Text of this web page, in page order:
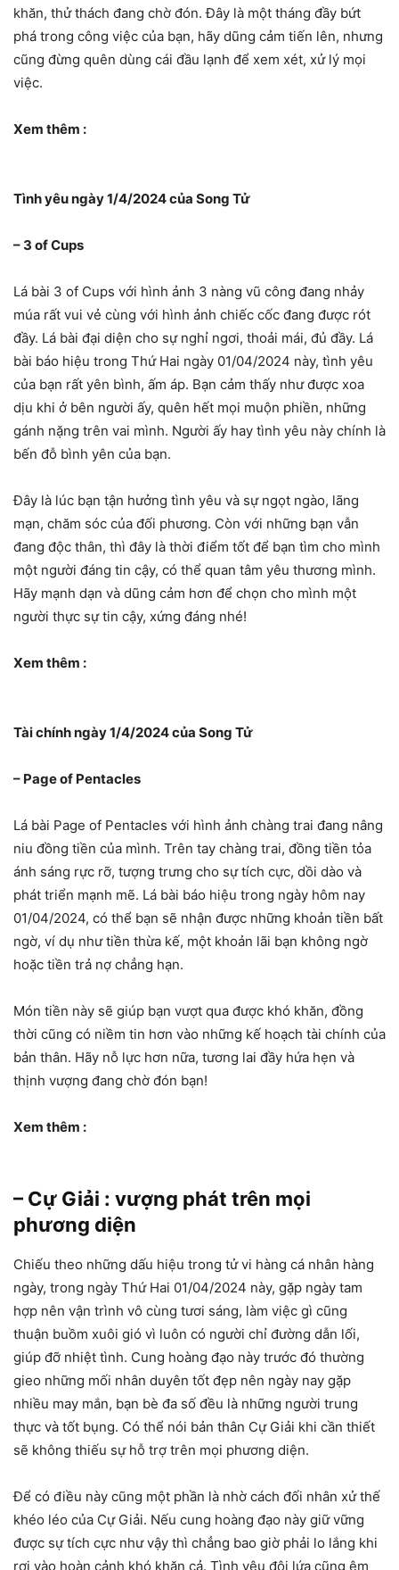
khăn, thử thách đang chờ đón. Đây là một tháng đầy bứt
phá trong công việc của bạn, hãy dũng cảm tiến lên, nhưng
cũng đừng quên dùng cái đầu lạnh để xem xét, xử lý mọi
việc.
Xem thêm :
Tình yêu ngày 1/4/2024 của Song Tử
– 3 of Cups
Lá bài 3 of Cups với hình ảnh 3 nàng vũ công đang nhảy
múa rất vui vẻ cùng với hình ảnh chiếc cốc đang được rót
đầy. Lá bài đại diện cho sự nghỉ ngơi, thoải mái, đủ đầy. Lá
bài báo hiệu trong Thứ Hai ngày 01/04/2024 này, tình yêu
của bạn rất yên bình, ấm áp. Bạn cảm thấy như được xoa
dịu khi ở bên người ấy, quên hết mọi muộn phiền, những
gánh nặng trên vai mình. Người ấy hay tình yêu này chính là
bến đỗ bình yên của bạn.
Đây là lúc bạn tận hưởng tình yêu và sự ngọt ngào, lãng
mạn, chăm sóc của đối phương. Còn với những bạn vẫn
đang độc thân, thì đây là thời điểm tốt để bạn tìm cho mình
một người đáng tin cậy, có thể quan tâm yêu thương mình.
Hãy mạnh dạn và dũng cảm hơn để chọn cho mình một
người thực sự tin cậy, xứng đáng nhé!
Xem thêm :
Tài chính ngày 1/4/2024 của Song Tử
– Page of Pentacles
Lá bài Page of Pentacles với hình ảnh chàng trai đang nâng
niu đồng tiền của mình. Trên tay chàng trai, đồng tiền tỏa
ánh sáng rực rỡ, tượng trưng cho sự tích cực, dồi dào và
phát triển mạnh mẽ. Lá bài báo hiệu trong ngày hôm nay
01/04/2024, có thể bạn sẽ nhận được những khoản tiền bất
ngờ, ví dụ như tiền thừa kế, một khoản lãi bạn không ngờ
hoặc tiền trả nợ chẳng hạn.
Món tiền này sẽ giúp bạn vượt qua được khó khăn, đồng
thời cũng có niềm tin hơn vào những kế hoạch tài chính của
bản thân. Hãy nỗ lực hơn nữa, tương lai đầy hứa hẹn và
thịnh vượng đang chờ đón bạn!
Xem thêm :
– Cự Giải : vượng phát trên mọi
phương diện
Chiếu theo những dấu hiệu trong tử vi hàng cá nhân hàng
ngày, trong ngày Thứ Hai 01/04/2024 này, gặp ngày tam
hợp nên vận trình vô cùng tươi sáng, làm việc gì cũng
thuận buồm xuôi gió vì luôn có người chỉ đường dẫn lối,
giúp đỡ nhiệt tình. Cung hoàng đạo này trước đó thường
gieo những mối nhân duyên tốt đẹp nên ngày nay gặp
nhiều may mắn, bạn bè đa số đều là những người trung
thực và tốt bụng. Có thể nói bản thân Cự Giải khi cần thiết
sẽ không thiếu sự hỗ trợ trên mọi phương diện.
Để có điều này cũng một phần là nhờ cách đối nhân xử thế
khéo léo của Cự Giải. Nếu cung hoàng đạo này giữ vững
được sự tích cực như vậy thì chẳng bao giờ phải lo lắng khi
rơi vào hoàn cảnh khó khăn cả. Tình yêu đôi lứa cũng êm